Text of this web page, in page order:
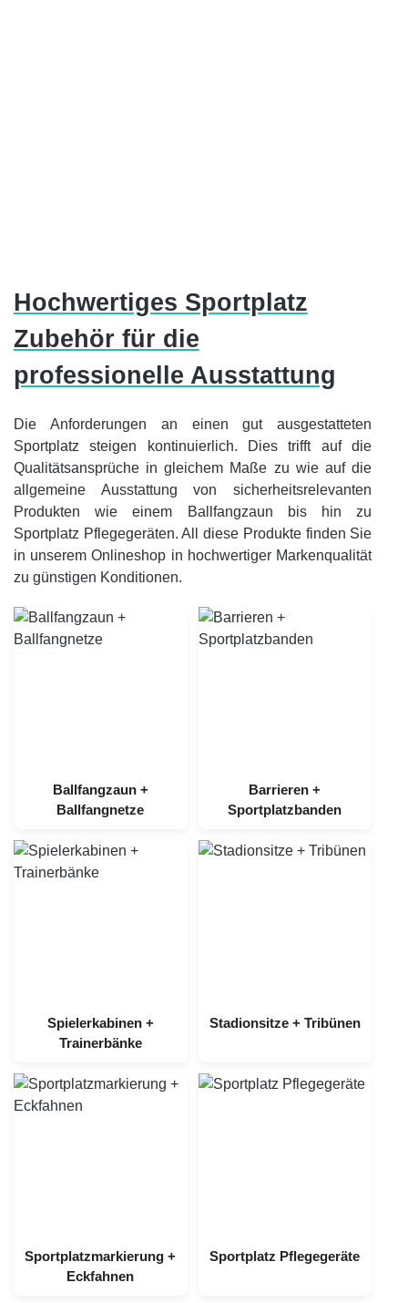
Hochwertiges Sportplatz
Zubehör für die
professionelle Ausstattung
Die Anforderungen an einen gut ausgestatteten
Sportplatz steigen kontinuierlich. Dies trifft auf die
Qualitätsansprüche in gleichem Maße zu wie auf die
allgemeine Ausstattung von sicherheitsrelevanten
Produkten wie einem Ballfangzaun bis hin zu
Sportplatz Pflegegeräten. All diese Produkte finden Sie
in unserem Onlineshop in hochwertiger Markenqualität
zu günstigen Konditionen.
Ballfangzaun +
Ballfangnetze
Barrieren +
Sportplatzbanden
Spielerkabinen +
Trainerbänke
Stadionsitze + Tribünen
Sportplatzmarkierung +
Eckfahnen
Sportplatz Pflegegeräte